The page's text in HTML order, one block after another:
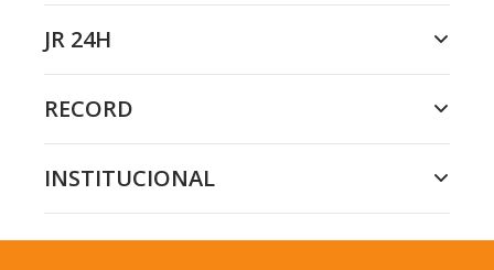
JR 24H
RECORD
INSTITUCIONAL